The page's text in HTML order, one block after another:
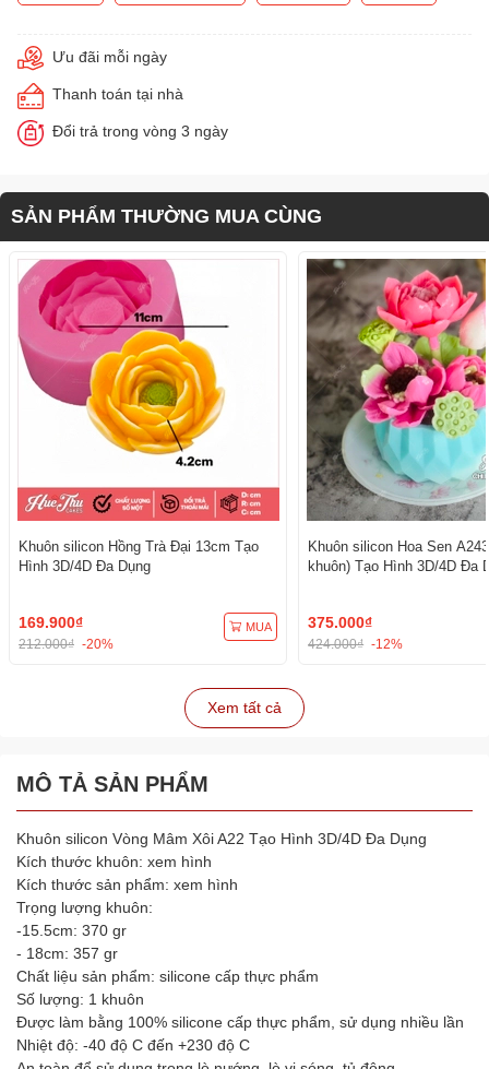
Ưu đãi mỗi ngày
Thanh toán tại nhà
Đổi trả trong vòng 3 ngày
SẢN PHẨM THƯỜNG MUA CÙNG
Khuôn silicon Hồng Trà Đại 13cm Tạo
Hình 3D/4D Đa Dụng
169.900₫
212.000₫ -20%
MUA
Khuôn silicon Hoa Sen
khuôn) Tạo Hình 3D/4D Đa
375.000₫
424.000₫ -12%
Xem tất cả
MÔ TẢ SẢN PHẨM
Khuôn silicon Vòng Mâm Xôi A22 Tạo Hình 3D/4D Đa Dụng
Kích thước khuôn: xem hình
Kích thước sản phẩm: xem hình
Trọng lượng khuôn:
-15.5cm: 370 gr
- 18cm: 357 gr
Chất liệu sản phẩm: silicone cấp thực phẩm
Số lượng: 1 khuôn
Được làm bằng 100% silicone cấp thực phẩm, sử dụng nhiều lần
Nhiệt độ: -40 độ C đến +230 độ C